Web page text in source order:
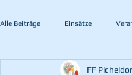
Alle Beiträge Einsätze
FF